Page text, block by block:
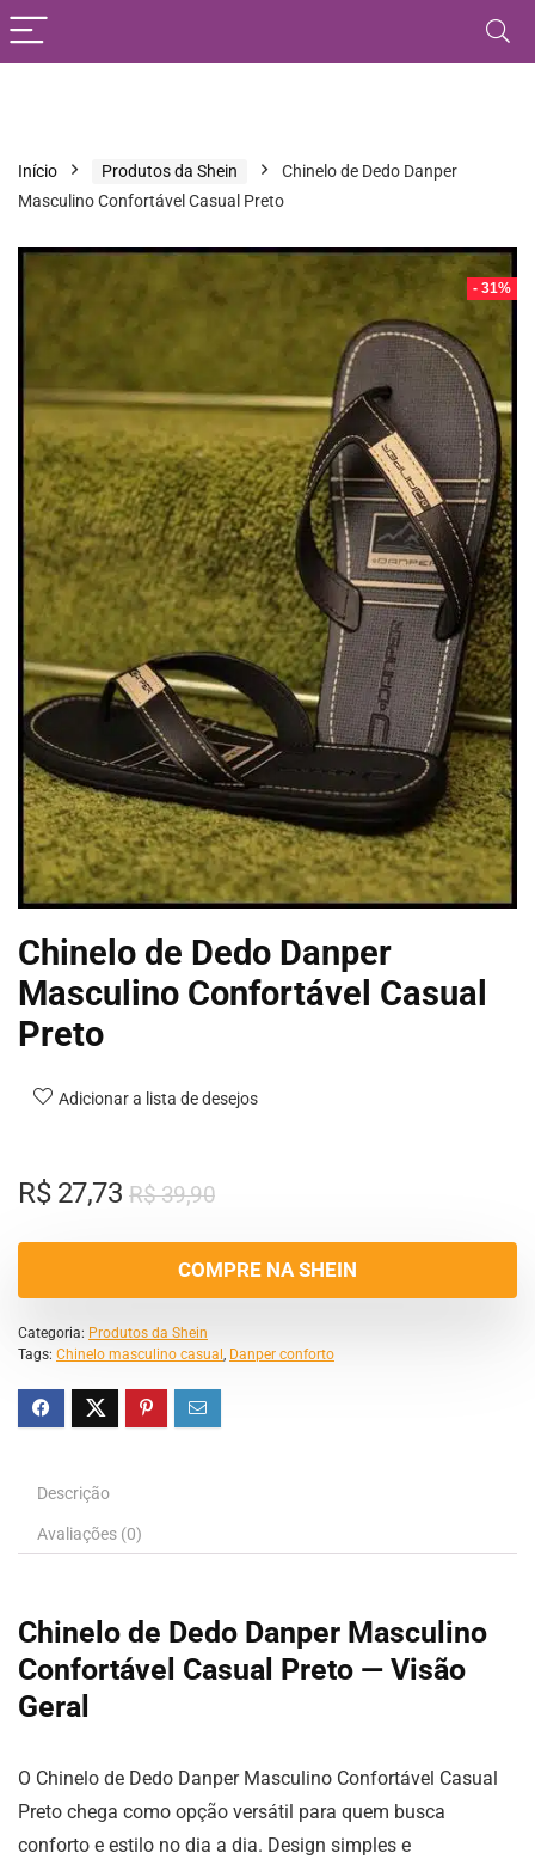
Início Produtos da Shein
Chinelo de Dedo Danper
Masculino Confortável Casual Preto
- 31%
Chinelo de Dedo Danper
Masculino Confortável Casual
Preto
Adicionar a lista de desejos
R$39,90
R$27,73
COMPRE NA SHEIN
Categoria: Produtos da Shein
Tags: Chinelo masculino casual , Danper conforto
Descrição
Avaliações (0)
Chinelo de Dedo Danper Masculino
Confortável Casual Preto — Visão
Geral
O Chinelo de Dedo Danper Masculino Confortável Casual
Preto chega como opção versátil para quem busca
conforto e estilo no dia a dia. Design simples e